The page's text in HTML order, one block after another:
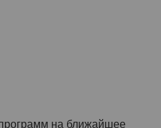
«ОФОРМЛЕНИЕ